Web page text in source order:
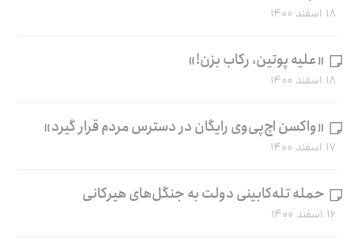
۱۸ اسفند ۱۴۰۰
«علیه پوتین، رکاب بزن!»
۱۸ اسفند ۱۴۰۰
«واکسن اچ‌پی‌وی رایگان در دسترس مردم قرار گیرد»
۱۷ اسفند ۱۴۰۰
حمله تله‌کابینی دولت به جنگل‌های هیرکانی
۱۶ اسفند ۱۴۰۰